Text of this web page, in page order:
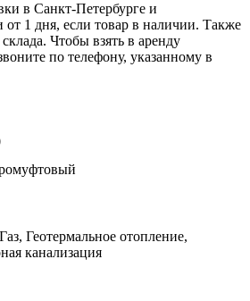
в Санкт-Петербурге и
от 1 дня, если товар в наличии. Также
Чтобы взять в аренду
по телефону, указанному в
Геотермальное отопление,
канализация